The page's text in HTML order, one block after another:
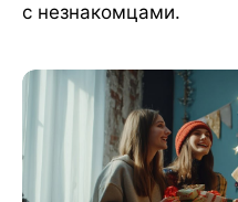
с незнакомцами.